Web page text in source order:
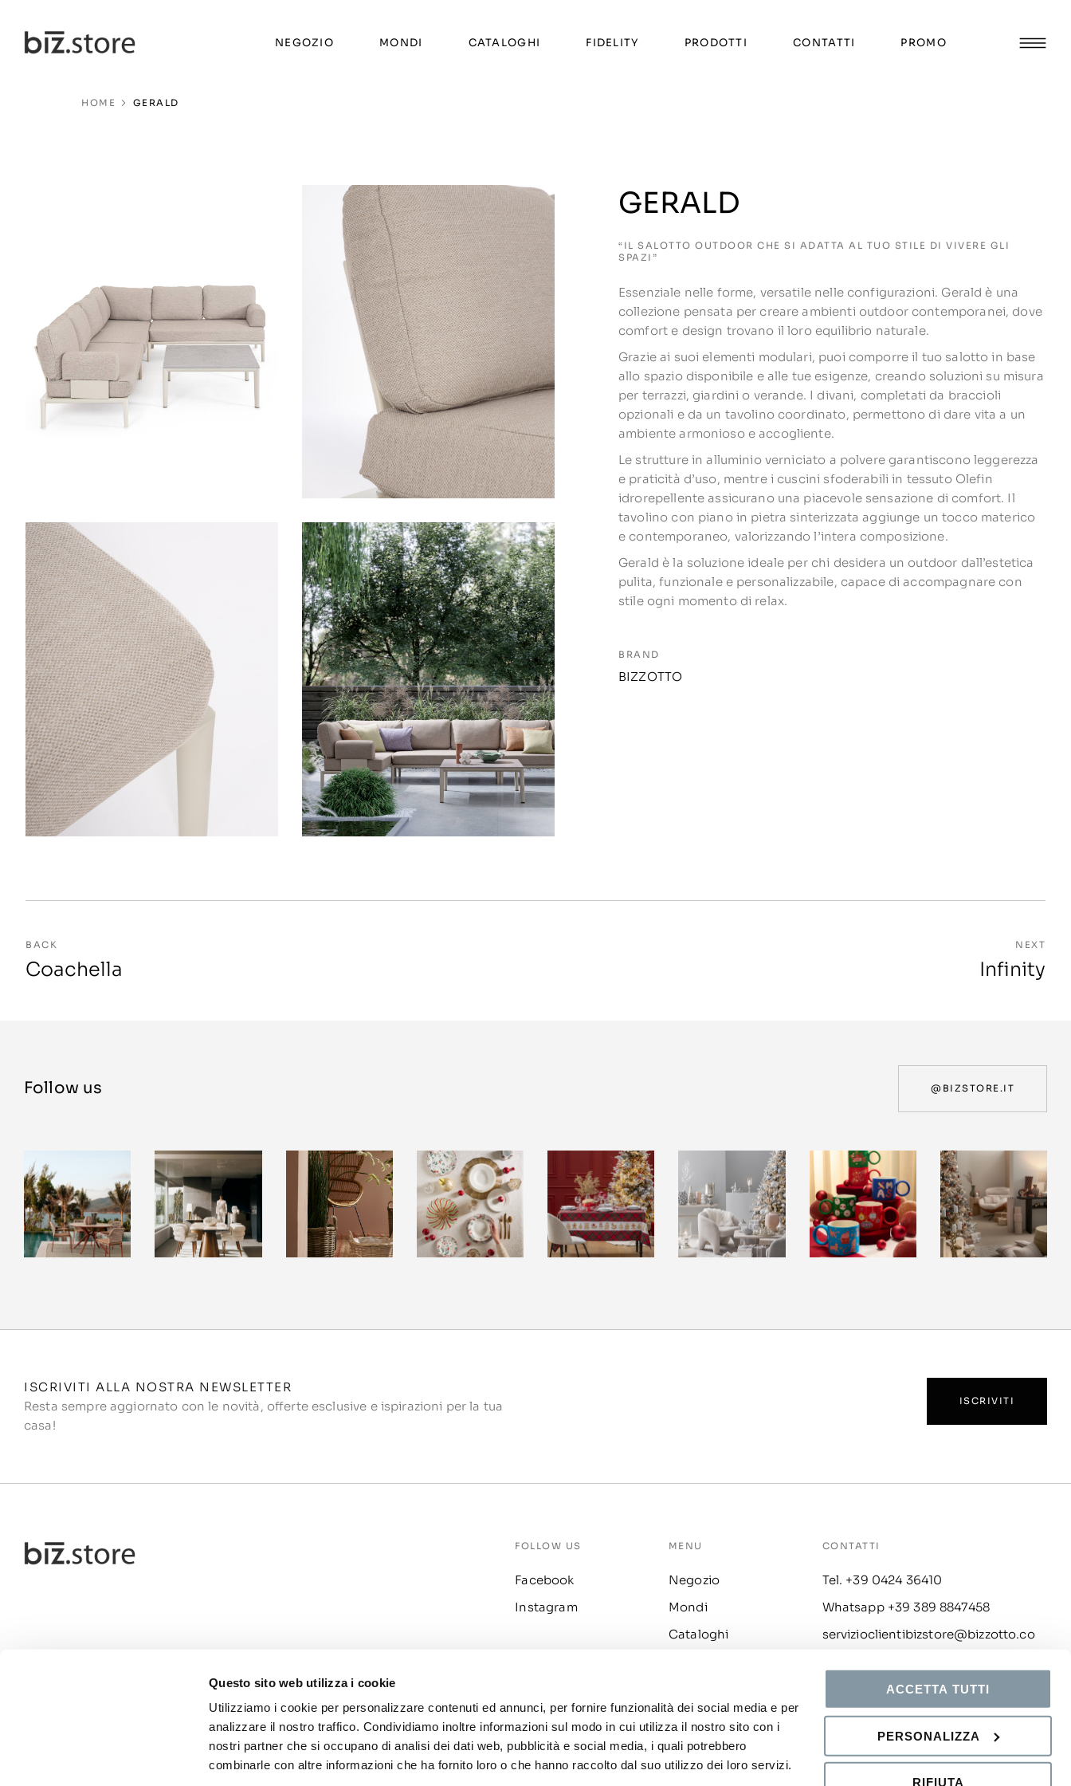
Questo sito web utilizza i cookie
Utilizziamo i cookie per personalizzare contenuti ed annunci, per fornire funzionalità dei social media e per
analizzare il nostro traffico. Condividiamo inoltre informazioni sul modo in cui utilizza il nostro sito con i
nostri partner che si occupano di analisi dei dati web, pubblicità e social media, i quali potrebbero
combinarle con altre informazioni che ha fornito loro o che hanno raccolto dal suo utilizzo dei loro servizi.
ACCETTA TUTTI
PERSONALIZZA
RIFIUTA
NEGOZIO MONDI CATALOGHI FIDELITY PRODOTTI CONTATTI PROMO
HOME GERALD
GERALD
“IL SALOTTO OUTDOOR CHE SI ADATTA AL TUO STILE DI VIVERE GLI
SPAZI”
Essenziale nelle forme, versatile nelle configurazioni. Gerald è una
collezione pensata per creare ambienti outdoor contemporanei, dove
comfort e design trovano il loro equilibrio naturale.
Grazie ai suoi elementi modulari, puoi comporre il tuo salotto in base
allo spazio disponibile e alle tue esigenze, creando soluzioni su misura
per terrazzi, giardini o verande. I divani, completati da braccioli
opzionali e da un tavolino coordinato, permettono di dare vita a un
ambiente armonioso e accogliente.
Le strutture in alluminio verniciato a polvere garantiscono leggerezza
e praticità d’uso, mentre i cuscini sfoderabili in tessuto Olefin
idrorepellente assicurano una piacevole sensazione di comfort. Il
tavolino con piano in pietra sinterizzata aggiunge un tocco materico
e contemporaneo, valorizzando l’intera composizione.
Gerald è la soluzione ideale per chi desidera un outdoor dall’estetica
pulita, funzionale e personalizzabile, capace di accompagnare con
stile ogni momento di relax.
BRAND
BIZZOTTO
BACK
Coachella
NEXT
Infinity
Follow us @BIZSTORE.IT
ISCRIVITI ALLA NOSTRA NEWSLETTER
Resta sempre aggiornato con le novità, offerte esclusive e ispirazioni per la tua
casa!
ISCRIVITI
FOLLOW US
Facebook
Instagram
MENU
Negozio
Mondi
Cataloghi
CONTATTI
Tel. +39 0424 36410
Whatsapp +39 389 8847458
servizioclientibizstore@bizzotto.co